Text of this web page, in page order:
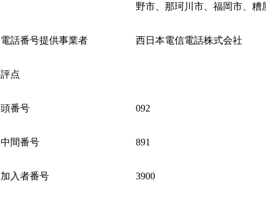
野市、那珂川市、福岡市、糟
電話番号提供事業者 西日本電信電話株式会社
評点
頭番号 092
中間番号 891
加入者番号 3900